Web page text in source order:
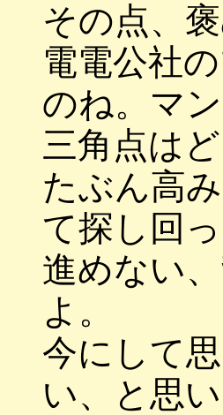
その点、
電電公社
のね。マ
三角点はど
たぶん高
て探し回
進めない
よ。
今にして
い、と思